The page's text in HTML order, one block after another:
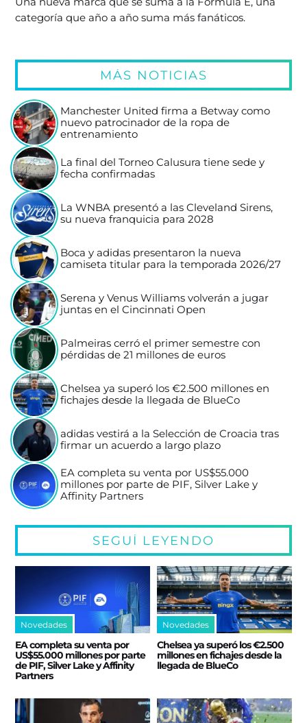
categoría que año a año suma más fanáticos.
MÁS NOTICIAS
Manchester United firma a Betway como
nuevo patrocinador de la ropa de
entrenamiento
La final del Torneo Calusura tiene sede y
fecha confirmadas
La WNBA presentó a las Cleveland Sirens,
su nueva franquicia para 2028
Boca y adidas presentaron la nueva
camiseta titular para la temporada 2026/27
Serena y Venus Williams volverán a jugar
juntas en el Cincinnati Open
Palmeiras cerró el primer semestre con
pérdidas de 21 millones de euros
Chelsea ya superó los €2.500 millones en
fichajes desde la llegada de BlueCo
adidas vestirá a la Selección de Croacia tras
firmar un acuerdo a largo plazo
EA completa su venta por US$55.000
millones por parte de PIF, Silver Lake y
Affinity Partners
SEGUÍ LEYENDO
Novedades
EA completa su venta por
US$55.000 millones por parte
de PIF, Silver Lake y Affinity
Partners
Novedades
Chelsea ya superó los €2.500
millones en fichajes desde la
llegada de BlueCo